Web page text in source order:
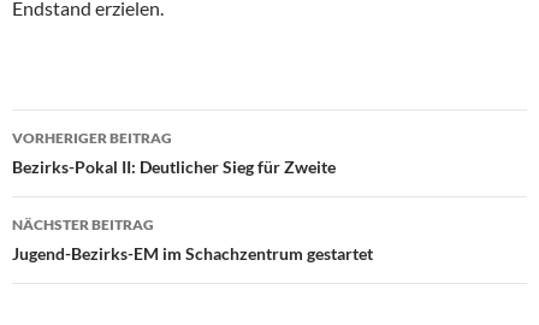
Endstand erzielen.
Beitragsnavigation
VORHERIGER BEITRAG
Bezirks-Pokal II: Deutlicher Sieg für Zweite
NÄCHSTER BEITRAG
Jugend-Bezirks-EM im Schachzentrum gestartet